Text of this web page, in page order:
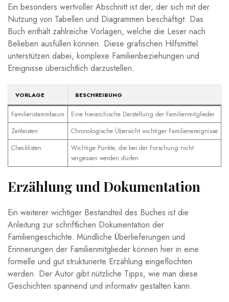
Ein besonders wertvoller Abschnitt ist​ der, der sich mit der
Nutzung von Tabellen und Diagrammen beschäftigt. Das
Buch enthält ⁤zahlreiche​ Vorlagen, welche⁤ die Leser nach
Belieben ausfüllen können. Diese grafischen Hilfsmittel‌
unterstützen​ dabei, komplexe ‌Familienbeziehungen und
Ereignisse übersichtlich​ darzustellen.
VORLAGE BESCHREIBUNG
Familienstammbaum
Eine hierarchische ‌Darstellung der Familienmitglieder
Zeitleisten
Chronologische Übersicht wichtiger Familienereignisse
Checklisten
Wichtige Punkte, die bei der Forschung nicht
vergessen ​werden dürfen
Erzählung und Dokumentation
Ein weiterer wichtiger Bestandteil ⁣des Buches⁣ ist die
Anleitung zur schriftlichen Dokumentation der
Familiengeschichte. Mündliche Überlieferungen und
⁢Erinnerungen ⁢der Familienmitglieder ​können hier in ⁢eine
formelle und ⁣gut strukturierte Erzählung eingeflochten
werden. Der ⁣Autor gibt nützliche​ Tipps, wie man diese
Geschichten spannend und informativ gestalten kann.